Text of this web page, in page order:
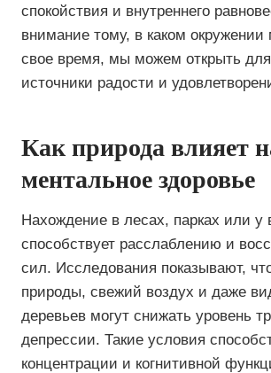
спокойствия и внутреннего
внимание тому, в каком
свое время, мы можем открыть
источники радости и
Как природа влияет
ментальное здоровье
Нахождение в лесах, парках или у
способствует расслаблению и
сил. Исследования показывают,
природы, свежий воздух и даже
деревьев могут снижать уровень
депрессии. Такие условия
концентрации и когнитивной